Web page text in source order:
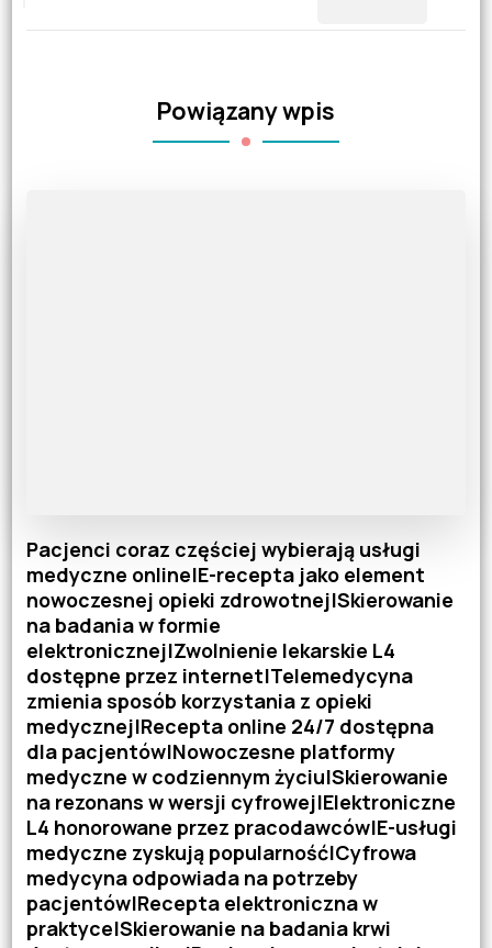
Powiązany wpis
Pacjenci coraz częściej wybierają usługi
medyczne online|E-recepta jako element
nowoczesnej opieki zdrowotnej|Skierowanie
na badania w formie
elektronicznej|Zwolnienie lekarskie L4
dostępne przez internet|Telemedycyna
zmienia sposób korzystania z opieki
medycznej|Recepta online 24/7 dostępna
dla pacjentów|Nowoczesne platformy
medyczne w codziennym życiu|Skierowanie
na rezonans w wersji cyfrowej|Elektroniczne
L4 honorowane przez pracodawców|E-usługi
medyczne zyskują popularność|Cyfrowa
medycyna odpowiada na potrzeby
pacjentów|Recepta elektroniczna w
praktyce|Skierowanie na badania krwi